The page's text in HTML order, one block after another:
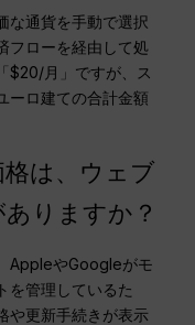
な通貨を手動で選択
フローを経由して処
$20/月」ですが、ス
ーロ建ての合計金額
は、ウェブ
りますか？
AppleやGoogleがモ
を管理しているた
や更新手続きが表示